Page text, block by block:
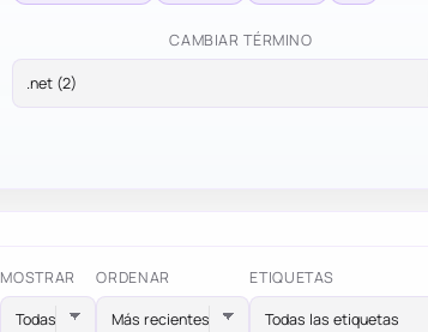
CAMBIAR TÉRMINO
MOSTRAR ORDENAR ETIQUETAS
Todas las etiquetas